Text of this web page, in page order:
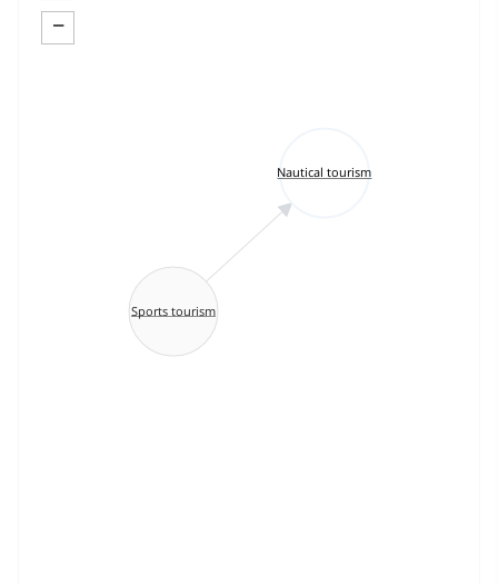
−
Nautical tourism
Sports tourism